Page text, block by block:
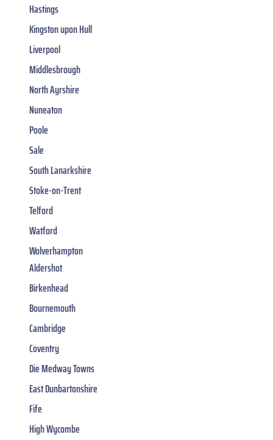
Hastings
Kingston upon Hull
Liverpool
Middlesbrough
North Ayrshire
Nuneaton
Poole
Sale
South Lanarkshire
Stoke-on-Trent
Telford
Watford
Wolverhampton
Aldershot
Birkenhead
Bournemouth
Cambridge
Coventry
Die Medway Towns
East Dunbartonshire
Fife
High Wycombe